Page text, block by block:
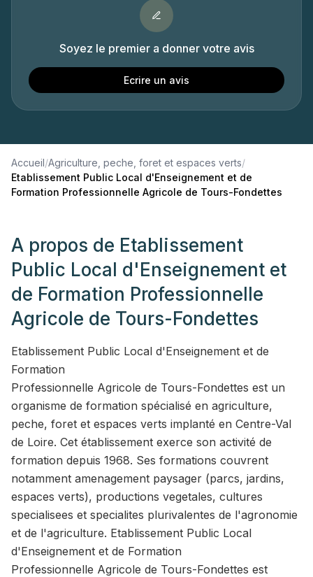
Soyez le premier a donner votre avis
Ecrire un avis
Accueil/Agriculture, peche, foret et espaces verts/
Etablissement Public Local d'Enseignement et de
Formation Professionnelle Agricole de Tours-Fondettes
A propos de Etablissement
Public Local d'Enseignement et
de Formation Professionnelle
Agricole de Tours-Fondettes
Etablissement Public Local d'Enseignement et de
Formation
Professionnelle Agricole de Tours-Fondettes est un
organisme de formation spécialisé en agriculture,
peche, foret et espaces verts implanté en Centre-Val
de Loire. Cet établissement exerce son activité de
formation depuis 1968. Ses formations couvrent
notamment amenagement paysager (parcs, jardins,
espaces verts), productions vegetales, cultures
specialisees et specialites plurivalentes de l'agronomie
et de l'agriculture. Etablissement Public Local
d'Enseignement et de Formation
Professionnelle Agricole de Tours-Fondettes est